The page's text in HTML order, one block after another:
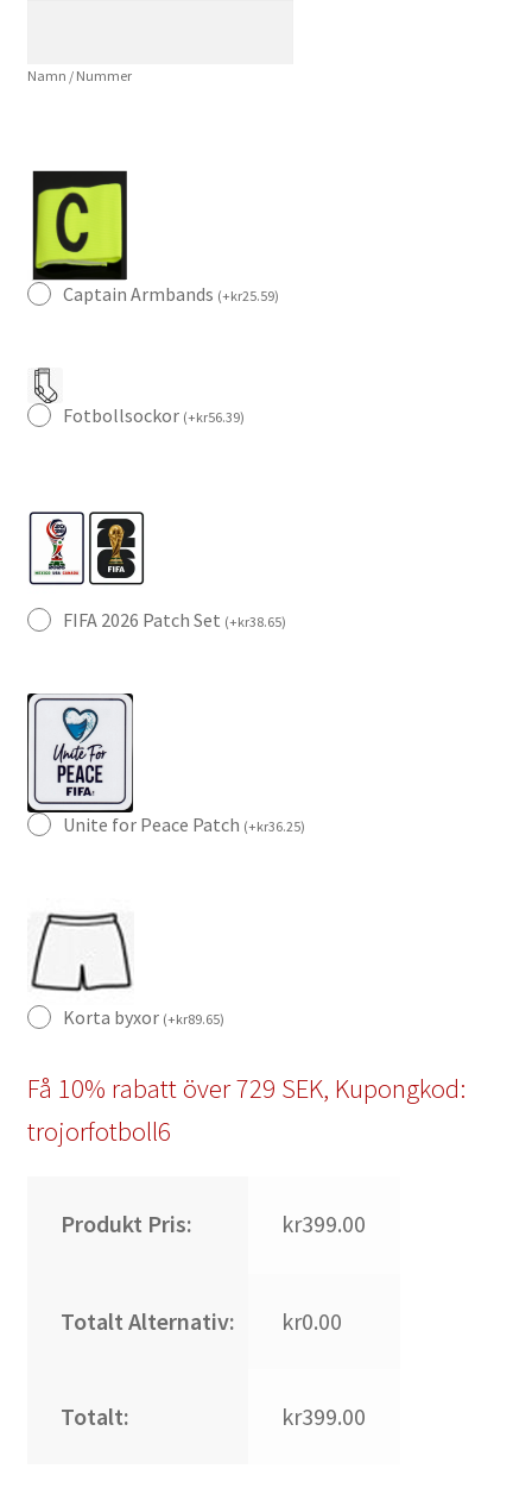
Namn / Nummer
Captain Armbands (+kr25.59)
Fotbollsockor (+kr56.39)
FIFA 2026 Patch Set (+kr38.65)
Unite for Peace Patch (+kr36.25)
Korta byxor (+kr89.65)
Få 10% rabatt över 729 SEK, Kupongkod:
trojorfotboll6
Produkt Pris: kr399.00
Totalt Alternativ: kr0.00
Totalt: kr399.00